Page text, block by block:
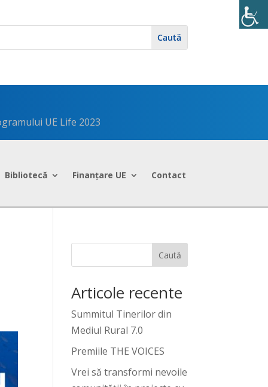
UE Life 2023
Bibliotecă Finanțare UE Contact
Caută
Articole recente
Summitul Tinerilor din
Mediul Rural 7.0
Premiile THE VOICES
Vrei să transformi nevoile